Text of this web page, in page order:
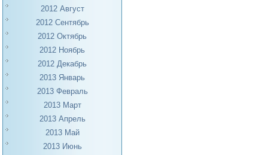
2012 Август
2012 Сентябрь
2012 Октябрь
2012 Ноябрь
2012 Декабрь
2013 Январь
2013 Февраль
2013 Март
2013 Апрель
2013 Май
2013 Июнь